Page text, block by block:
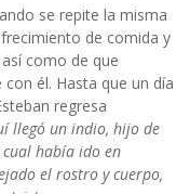
se repite la misma
de comida y
como de que
él. Hasta que un día
regresa
llegó un indio, hijo de
había ido en
el rostro y cuerpo,